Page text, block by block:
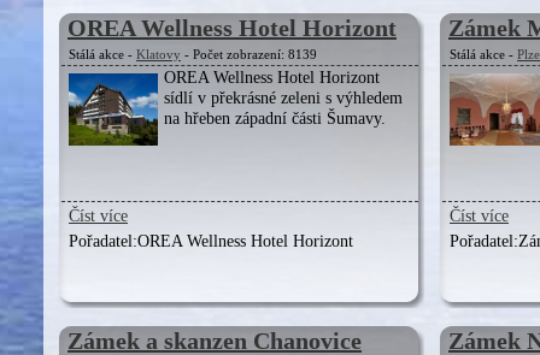
OREA Wellness Hotel Horizont
Stálá akce - Klatovy - Počet zobrazení: 8139
OREA Wellness Hotel Horizont
sídlí v překrásné zeleni s výhledem
na hřeben západní části Šumavy.
Číst více
Pořadatel:OREA Wellness Hotel Horizont
Zámek
Stálá akce -
Číst více
Pořadatel:
Zámek a skanzen Chanovice Zámek